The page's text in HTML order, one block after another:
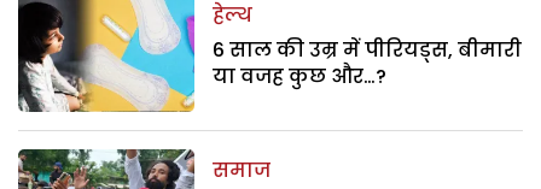
हेल्थ
6 साल की उम्र में पीरियड्स, बीमारी
या वजह कुछ और…?
समाज